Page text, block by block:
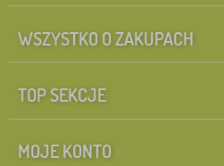
WSZYSTKO O ZAKUPACH
TOP SEKCJE
MOJE KONTO